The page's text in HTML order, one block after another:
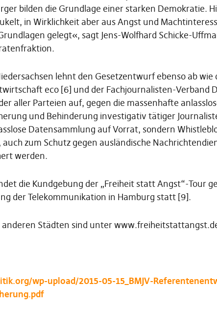
bilden die Grundlage einer starken Demokratie.
in Wirklichkeit aber aus Angst und
gelegt«, sagt Jens-Wolfhard Schicke-
lehnt den Gesetzentwurf ebenso ab wie
eco [6] und der Fachjournalisten-Verband
aller Parteien auf, gegen die massenhafte
und Behinderung investigativ tätiger
Datensammlung auf Vorrat, sondern
zum Schutz gegen ausländische
werden.
die Kundgebung der „Freiheit statt Angst“-Tour
der Telekommunikation in Hamburg statt [9].
anderen Städten sind unter
wp-upload/2015-05-15_BMJV-